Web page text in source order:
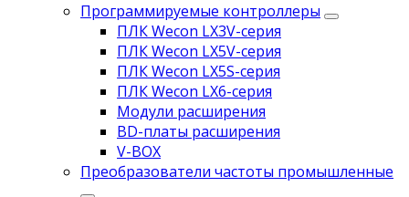
Программируемые контроллеры
ПЛК Wecon LX3V-серия
ПЛК Wecon LX5V-серия
ПЛК Wecon LX5S-серия
ПЛК Wecon LX6-серия
Модули расширения
BD-платы расширения
V-BOX
Преобразователи частоты промышленные